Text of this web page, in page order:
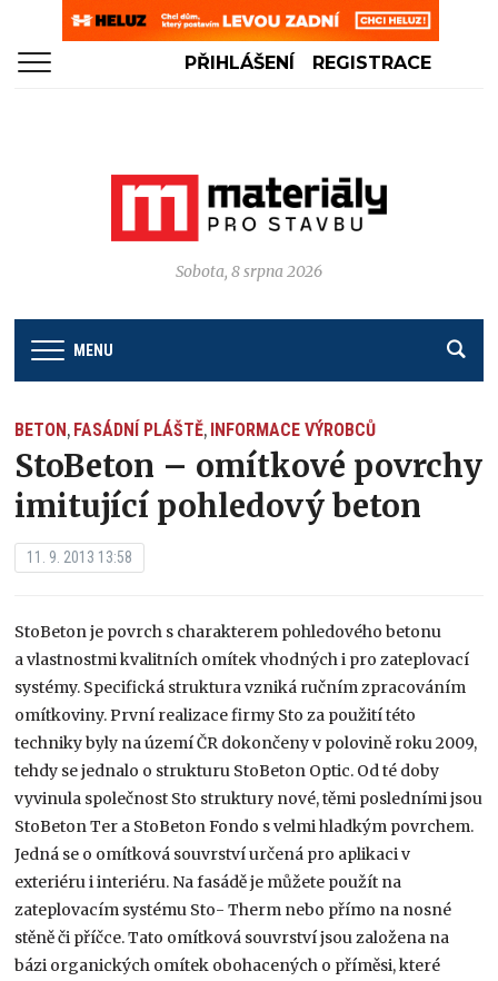
PŘIHLÁŠENÍ REGISTRACE
Sobota, 8 srpna 2026
MENU
BETON, FASÁDNÍ PLÁŠTĚ, INFORMACE VÝROBCŮ
StoBeton – omítkové povrchy
imitující pohledový beton
11. 9. 2013 13:58
StoBeton je povrch s charakterem pohledového betonu
a vlastnostmi kvalitních omítek vhodných i pro zateplovací
systémy. Specifická struktura vzniká ručním zpracováním
omítkoviny. První realizace firmy Sto za použití této
techniky byly na území ČR dokončeny v polovině roku 2009,
tehdy se jednalo o strukturu StoBeton Optic. Od té doby
vyvinula společnost Sto struktury nové, těmi posledními jsou
StoBeton Ter a StoBeton Fondo s velmi hladkým povrchem.
Jedná se o omítková souvrství určená pro aplikaci v
exteriéru i interiéru. Na fasádě je můžete použít na
zateplovacím systému Sto- Therm nebo přímo na nosné
stěně či příčce. Tato omítková souvrství jsou založena na
bázi organických omítek obohacených o příměsi, které